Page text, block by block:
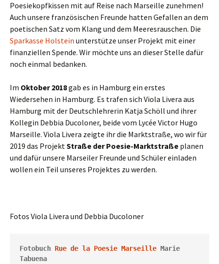
Poesiekopfkissen mit auf Reise nach Marseille zunehmen!
Auch unsere französischen Freunde hatten Gefallen an dem
poetischen Satz vom Klang und dem Meeresrauschen. Die
Sparkasse Holstein unterstütze unser Projekt mit einer
finanziellen Spende. Wir möchte uns an dieser Stelle dafür
noch einmal bedanken.
Im Oktober 2018gab es in Hamburg ein erstes
Wiedersehen in Hamburg. Es trafen sich Viola Livera aus
Hamburg mit der Deutschlehrerin Katja Schöll und ihrer
Kollegin Debbia Ducoloner, beide vom Lycée Victor Hugo
Marseille. Viola Livera zeigte ihr die Marktstraße, wo wir für
2019 das ProjektStraße der Poesie-Marktstraße planen
und dafür unsere Marseiler Freunde und Schüler einladen
wollen ein Teil unseres Projektes zu werden.
Fotos Viola Livera und Debbia Ducoloner
Fotobuch Rue de la Poesie Marseille Marie
Tabuena